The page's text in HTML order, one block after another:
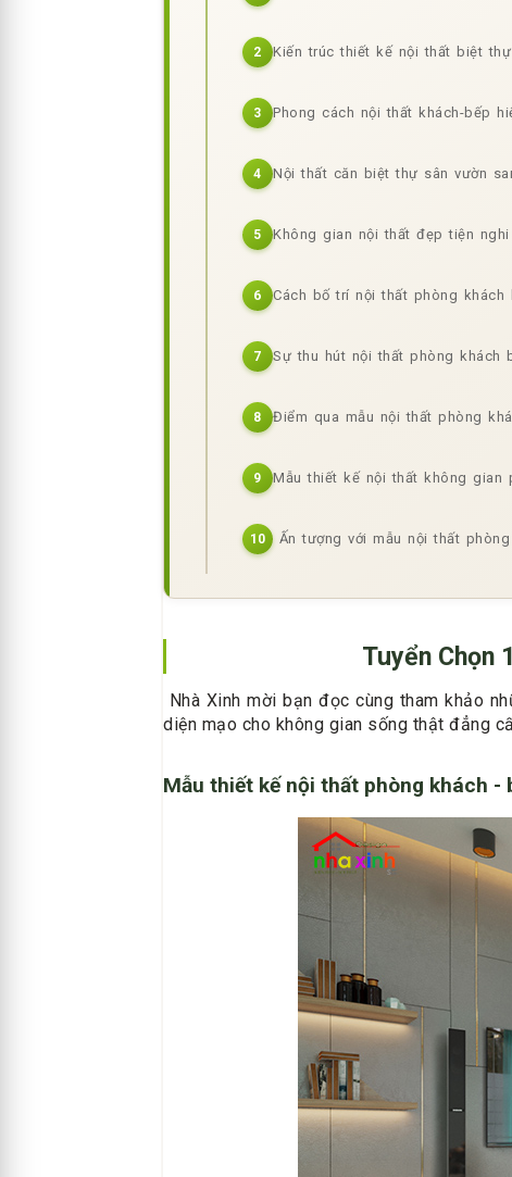
2 Kiến trúc thiết kế nội thất biệt
3 Phong cách nội thất khách-bếp
4 Nội thất căn biệt thự sân vườn
5 Không gian nội thất đẹp tiện
6 Cách bố trí nội thất phòng khách
7 Sự thu hút nội thất phòng khách
8 Điểm qua mẫu nội thất phòng
9 Mẫu thiết kế nội thất không gian
10 Ấn tượng với mẫu nội thất
Tuyển Chọn
Nhà Xinh mời bạn đọc cùng tham khảo
diện mạo cho không gian sống thật đẳng
Mẫu thiết kế nội thất phòng khách -